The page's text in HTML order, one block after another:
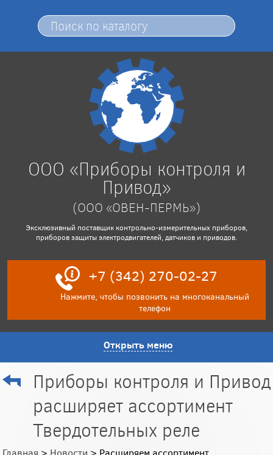
ООО «Приборы контроля и
Привод»
(ООО «ОВЕН-ПЕРМЬ»)
Эксклюзивный поставщик контрольно-измерительных приборов,
приборов защиты электродвигателей, датчиков и приводов.
+7 (342) 270-02-27
Нажмите, чтобы позвонить на многоканальный
телефон
Открыть меню
Приборы контроля и Привод
расширяет ассортимент
Твердотельных реле
Главная > Новости > Расширяем ассортимент